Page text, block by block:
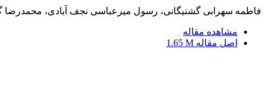
فاطمه سهرابی گشنیگانی، رسول میرعباسی نجف آبادی، محمدرضا
مشاهده مقاله
اصل مقاله 1.65 M